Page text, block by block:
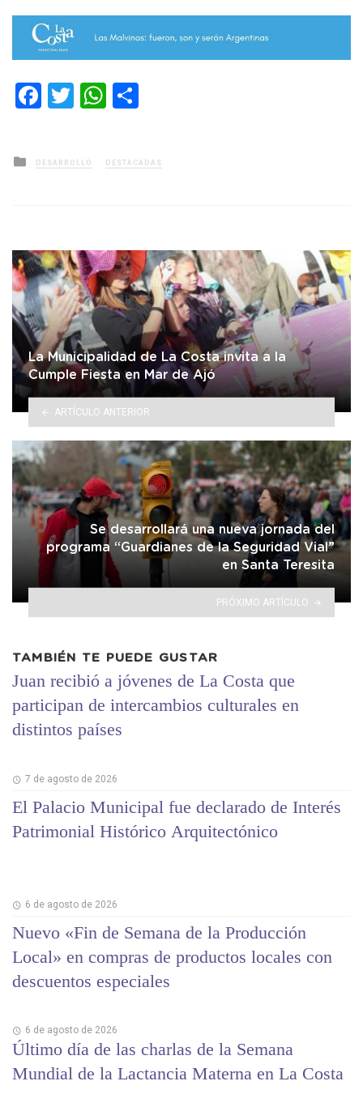
Facebook
TwitterWhatsApp
Posted
in
DESARROLLO DESTACADAS
La Municipalidad de La Costa invita a la
Cumple Fiesta en Mar de Ajó
ARTÍCULO ANTERIOR
Se desarrollará una nueva jornada del
programa “Guardianes de la Seguridad Vial”
en Santa Teresita
PRÓXIMO ARTÍCULO
TAMBIÉN TE PUEDE GUSTAR
Juan recibió a jóvenes de La Costa que
participan de intercambios culturales en
distintos países
7 de agosto de 2026
El Palacio Municipal fue declarado de Interés
Patrimonial Histórico Arquitectónico
6 de agosto de 2026
Nuevo «Fin de Semana de la Producción
Local» en compras de productos locales con
descuentos especiales
6 de agosto de 2026
Último día de las charlas de la Semana
Mundial de la Lactancia Materna en La Costa